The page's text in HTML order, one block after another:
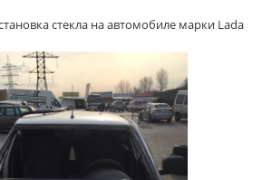
стекла на автомобиле марки Lada